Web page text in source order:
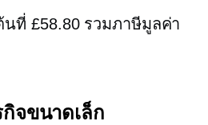
นที่ £58.80 รวมภาษีมูลค่า
จขนาดเล็ก